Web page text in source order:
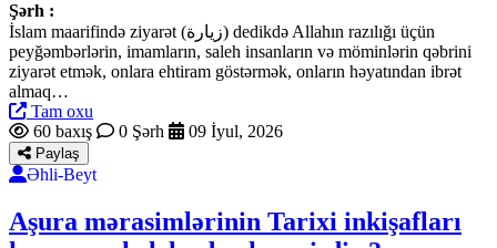
Şərh :
İslam maarifində ziyarət (زيارة) dedikdə Allahın razılığı üçün
peyğəmbərlərin, imamların, saleh insanların və möminlərin qəbrini
ziyarət etmək, onlara ehtiram göstərmək, onların həyatından ibrət
almaq…
Tam oxu
60 baxış
0 Şərh 09 İyul, 2026
Paylaş
Əhli-Beyt
Aşura mərasimlərinin Tarixi inkişafları